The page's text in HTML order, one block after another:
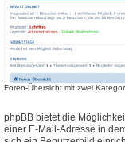
Foren-Übersicht mit zwei
phpBB bietet die
einer E-Mail-Adresse in